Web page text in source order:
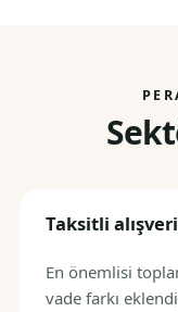
Taksitli
En önemlisi
vade farkı